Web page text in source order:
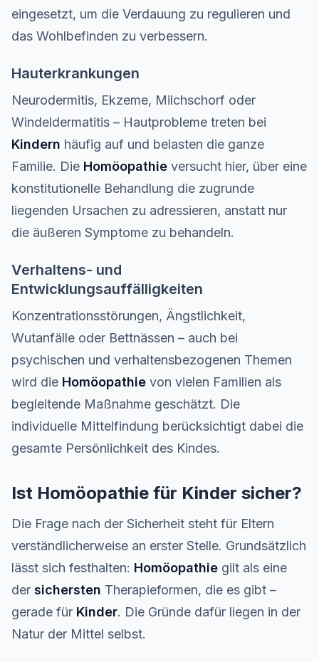
eingesetzt, um die Verdauung zu regulieren und
das Wohlbefinden zu verbessern.
Hauterkrankungen
Neurodermitis, Ekzeme, Milchschorf oder
Windeldermatitis – Hautprobleme treten bei
Kindern häufig auf und belasten die ganze
Familie. Die Homöopathie versucht hier, über eine
konstitutionelle Behandlung die zugrunde
liegenden Ursachen zu adressieren, anstatt nur
die äußeren Symptome zu behandeln.
Verhaltens- und
Entwicklungsauffälligkeiten
Konzentrationsstörungen, Ängstlichkeit,
Wutanfälle oder Bettnässen – auch bei
psychischen und verhaltensbezogenen Themen
wird die Homöopathie von vielen Familien als
begleitende Maßnahme geschätzt. Die
individuelle Mittelfindung berücksichtigt dabei die
gesamte Persönlichkeit des Kindes.
Ist Homöopathie für Kinder sicher?
Die Frage nach der Sicherheit steht für Eltern
verständlicherweise an erster Stelle. Grundsätzlich
lässt sich festhalten: Homöopathie gilt als eine
der sichersten Therapieformen, die es gibt –
gerade für Kinder. Die Gründe dafür liegen in der
Natur der Mittel selbst.